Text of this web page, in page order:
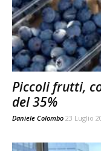
Piccoli frutti,
del 35%
Daniele Colombo 23 Luglio